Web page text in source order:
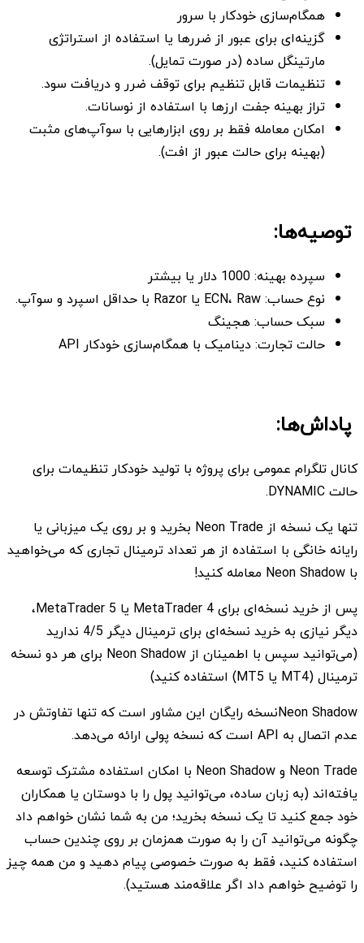
همگام‌سازی خودکار با سرور
گزینه‌ای برای عبور از ضررها یا استفاده از استراتژی
مارتینگل ساده (در صورت تمایل).
تنظیمات قابل تنظیم برای توقف ضرر و دریافت سود.
تراز بهینه جفت ارزها با استفاده از نوسانات.
امکان معامله فقط بر روی ابزارهایی با سوآپ‌های مثبت
(بهینه برای حالت عبور از افت).
توصیه‌ها:
سپرده بهینه: 1000 دلار یا بیشتر
نوع حساب: ECN، Raw یا Razor با حداقل اسپرد و سوآپ.
سبک حساب: هجینگ
حالت تجارت: دینامیک با همگام‌سازی خودکار API
پاداش‌ها:
کانال تلگرام عمومی برای پروژه با تولید خودکار تنظیمات برای
حالت DYNAMIC.
تنها یک نسخه از Neon Trade بخرید و بر روی یک میزبانی یا
رایانه خانگی با استفاده از هر تعداد ترمینال تجاری که می‌خواهید
با Neon Shadow معامله کنید!
پس از خرید نسخه‌ای برای MetaTrader 4 یا MetaTrader 5،
دیگر نیازی به خرید نسخه‌ای برای ترمینال دیگر 4/5 ندارید
(می‌توانید سپس با اطمینان از Neon Shadow برای هر دو نسخه
ترمینال (MT4 یا MT5) استفاده کنید)
Neon Shadowنسخه رایگان این مشاور است که تنها تفاوتش در
عدم اتصال به API است که نسخه پولی ارائه می‌دهد.
Neon Trade و Neon Shadow با امکان استفاده مشترک توسعه
یافته‌اند (به زبان ساده، می‌توانید پول را با دوستان یا همکاران
خود جمع کنید تا یک نسخه بخرید؛ من به شما نشان خواهم داد
چگونه می‌توانید آن را به صورت همزمان بر روی چندین حساب
استفاده کنید، فقط به صورت خصوصی پیام دهید و من همه چیز
را توضیح خواهم داد اگر علاقه‌مند هستید).